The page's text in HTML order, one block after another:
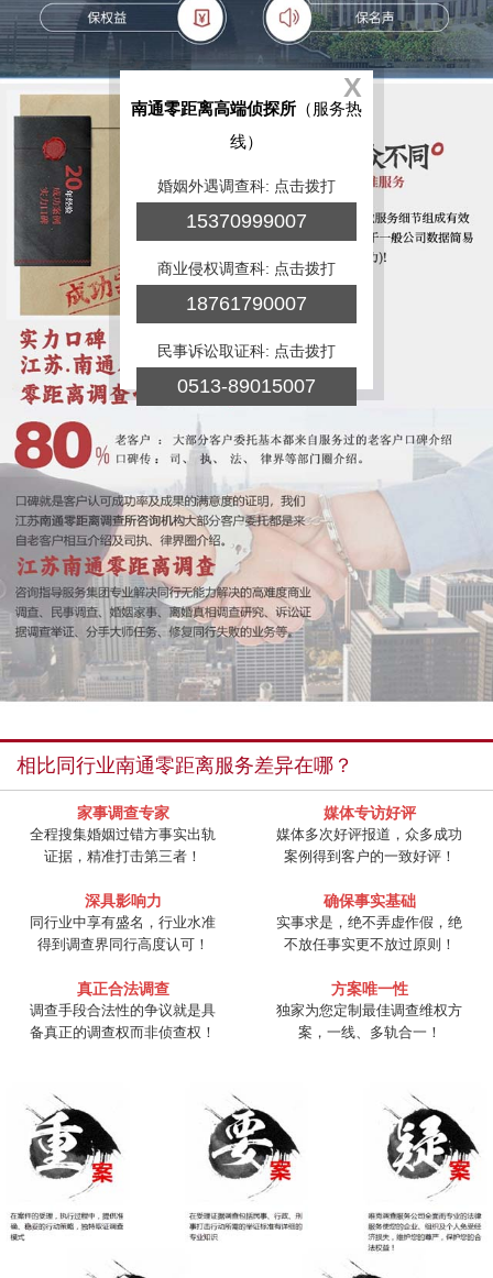
相比同行业南通零距离服务差异在哪？
家事调查专家
全程搜集婚姻过错方事实出轨
证据，精准打击第三者！
媒体专访好评
媒体多次好评报道，众多成功
案例得到客户的一致好评！
深具影响力
同行业中享有盛名，行业水准
得到调查界同行高度认可！
确保事实基础
实事求是，绝不弄虚作假，绝
不放任事实更不放过原则！
真正合法调查
调查手段合法性的争议就是具
备真正的调查权而非侦查权！
方案唯一性
独家为您定制最佳调查维权方
案，一线、多轨合一！
X
南通零距离高端侦探所 （服务热
线）
婚姻外遇调查科: 点击拨打
15370999007
商业侵权调查科: 点击拨打
18761790007
民事诉讼取证科: 点击拨打
0513-89015007